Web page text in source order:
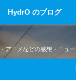
HydrO のブログ
アニメなどの感想・ニュー
HydrO のブログ